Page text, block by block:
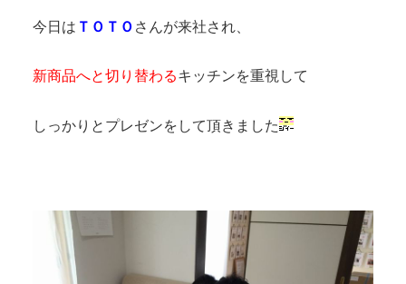
今日は ＴＯＴＯ さんが来社され、
新商品へと切り替わるキッチンを重視して
しっかりとプレゼンをして頂きました